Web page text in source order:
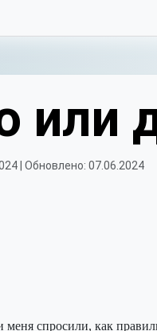
или
| Обновлено: 07.06.2024
спросили, как